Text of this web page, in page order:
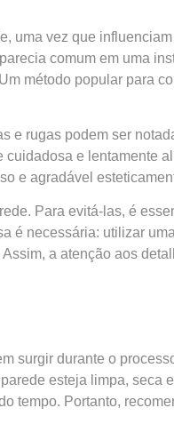
uma vez que
comum em uma
método popular para
e rugas podem ser
e lentamente
e agradável
Para evitá-las, é
é necessária: utilizar
a atenção aos
surgir durante o
esteja limpa, seca
tempo. Portanto,